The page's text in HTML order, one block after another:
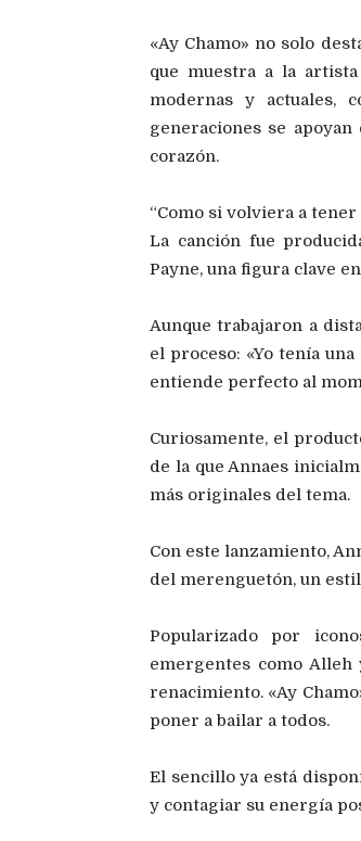
«Ay Chamo» no solo
que muestra a la
modernas y actuales,
generaciones se
corazón.
“Como si volviera a tener
La canción fue
Payne, una figura clave
Aunque trabajaron a
el proceso: «Yo tenía
entiende perfecto al
Curiosamente, el
de la que Annaes
más originales del tema.
Con este lanzamiento,
del merenguetón, un
Popularizado por
emergentes como
renacimiento. «Ay
poner a bailar a todos.
El sencillo ya está
y contagiar su energía